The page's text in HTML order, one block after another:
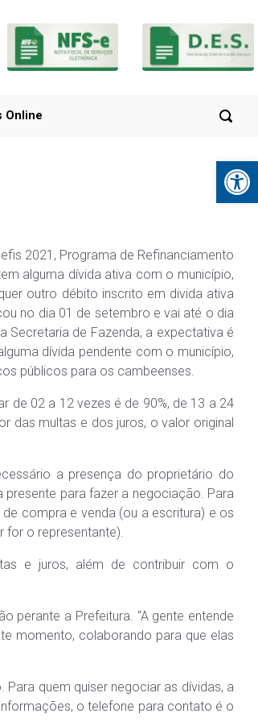
Online
2021, Programa de Refinanciamento
alguma dívida ativa com o município,
outro débito inscrito em divida ativa
no dia 01 de setembro e vai até o dia
de Fazenda, a expectativa é
dívida pendente com o município,
públicos para os cambeenses.
de 02 a 12 vezes é de 90%, de 13 a 24
das multas e dos juros, o valor original
a presença do proprietário do
para fazer a negociação. Para
compra e venda (ou a escritura) e os
for o representante).
e juros, além de contribuir com o
perante a Prefeitura. “A gente entende
momento, colaborando para que elas
quem quiser negociar as dívidas, a
o telefone para contato é o